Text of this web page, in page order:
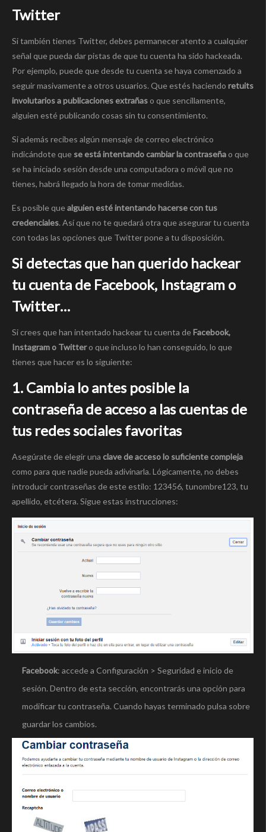
Twitter
Si también tienes Twitter, debes permanecer atento a cualquier
señal que pueda dar pistas de que tu cuenta ha sido hackeada.
Por ejemplo, puede que desde tu cuenta se haya comenzado a
seguir masivamente a otros usuarios. Que estés haciendo retuits
involutarios a publicaciones extrañaso que sencillamente,
alguien esté publicando cosas sin tu consentimiento.
Si además recibes algún mensaje de correo electrónico
indicándote que se está intentando cambiar la contraseñao que
se ha iniciado sesión desde una computadora o móvil que no
tienes, habrá llegado la hora de tomar medidas.
Es posible quealguien esté intentando hacerse con tus
credenciales. Así que no te quedará otra que asegurar tu cuenta
con todas las opciones que Twitter pone a tu disposición.
Si detectas que han querido hackear
tu cuenta de Facebook, Instagram o
Twitter…
Si crees que han intentado hackear tu cuenta deFacebook,
Instagram o Twittero que incluso lo han conseguido, lo que
tienes que hacer es lo siguiente:
1. Cambia lo antes posible la
contraseña de acceso a las cuentas de
tus redes sociales favoritas
Asegúrate de elegir una clave de acceso lo suficiente compleja
como para que nadie pueda adivinarla. Lógicamente, no debes
introducir contraseñas de este estilo: 123456, tunombre123, tu
apellido, etcétera. Sigue estas instrucciones:
Facebook: accede a Configuración > Seguridad e inicio de
sesión. Dentro de esta sección, encontrarás una opción para
modificar tu contraseña. Cuando hayas terminado pulsa sobre
guardar los cambios.